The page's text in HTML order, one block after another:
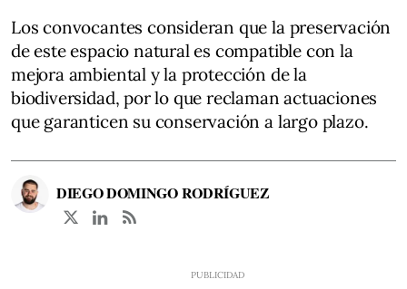
Los convocantes consideran que la preservación
de este espacio natural es compatible con la
mejora ambiental y la protección de la
biodiversidad, por lo que reclaman actuaciones
que garanticen su conservación a largo plazo.
DIEGO DOMINGO RODRÍGUEZ